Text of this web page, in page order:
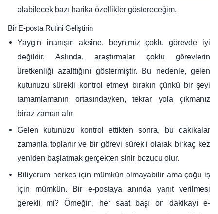
olabilecek bazı harika özellikler göstereceğim.
Bir E-posta Rutini Geliştirin
Yaygın inanışın aksine, beynimiz çoklu görevde iyi
değildir. Aslında, araştırmalar çoklu görevlerin
üretkenliği azalttığını göstermiştir. Bu nedenle, gelen
kutunuzu sürekli kontrol etmeyi bırakın çünkü bir şeyi
tamamlamanın ortasındayken, tekrar yola çıkmanız
biraz zaman alır.
Gelen kutunuzu kontrol ettikten sonra, bu dakikalar
zamanla toplanır ve bir görevi sürekli olarak birkaç kez
yeniden başlatmak gerçekten sinir bozucu olur.
Biliyorum herkes için mümkün olmayabilir ama çoğu iş
için mümkün. Bir e-postaya anında yanıt verilmesi
gerekli mi? Örneğin, her saat başı on dakikayı e-